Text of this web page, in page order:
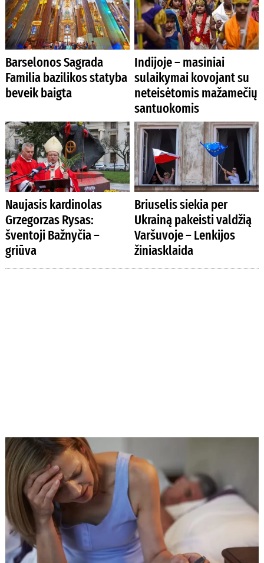
Barselonos Sagrada
Familia bazilikos statyba
beveik baigta
Indijoje – masiniai
sulaikymai kovojant su
neteisėtomis mažamečių
santuokomis
Naujasis kardinolas
Grzegorzas Rysas:
šventoji Bažnyčia –
griūva
Briuselis siekia per
Ukrainą pakeisti valdžią
Varšuvoje – Lenkijos
žiniasklaida